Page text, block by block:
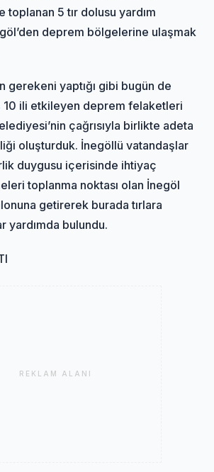
toplanan 5 tır dolusu yardım
deprem bölgelerine ulaşmak
gerekeni yaptığı gibi bugün de
10 ili etkileyen deprem felaketleri
çağrısıyla birlikte adeta
oluşturduk. İnegöllü vatandaşlar
duygusu içerisinde ihtiyaç
toplanma noktası olan İnegöl
getirerek burada tırlara
yardımda bulundu.
REKLAM ALANI